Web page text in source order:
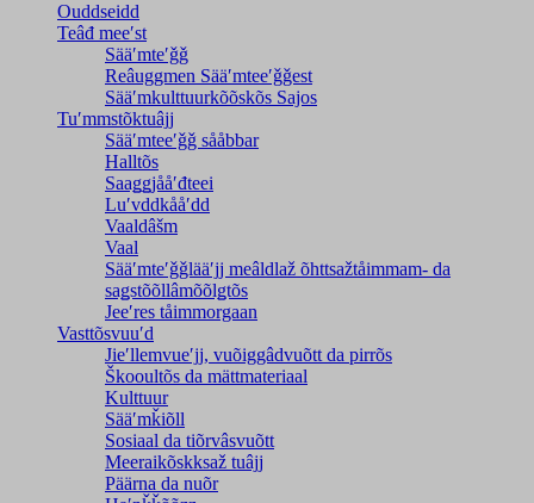
Ouddseidd
Teâđ meeʹst
Sääʹmteʹǧǧ
Reâuggmen Sääʹmteeʹǧǧest
Sääʹmkulttuurkõõskõs Sajos
Tuʹmmstõktuâjj
Sääʹmteeʹǧǧ sååbbar
Halltõs
Saaǥǥjååʹđteei
Luʹvddkååʹdd
Vaaldâšm
Vaal
Sääʹmteʹǧǧlääʹjj meâldlaž õhttsažtåimmam- da
saǥstõõllâmõõlǥtõs
Jeeʹres tåimmorgaan
Vasttõsvuuʹd
Jieʹllemvueʹjj, vuõiggâdvuõtt da pirrõs
Škooultõs da mättmateriaal
Kulttuur
Sääʹmǩiõll
Sosiaal da tiõrvâsvuõtt
Meeraikõskksaž tuâjj
Päärna da nuõr